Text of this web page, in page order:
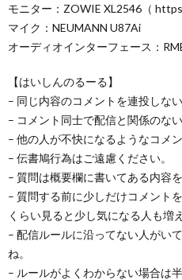
モニター：ZOWIE XL2546（
マイク：NEUMANN U87Ai
オーディオインターフェース：
【はいしんのるーる】
– 同じ内容のコメントを連投しない
– コメント同士で配信と関係のな
– 他の人が不快になるようなコメ
– 伝書鳩行為はご遠慮ください。
– 質問は概要欄に書いてある内容
– 質問する前に少しだけコメント
くらい見ると少し気になる人も増
– 配信ルールに沿ってない人がい
ね。
– ルールがよくわからない場合は